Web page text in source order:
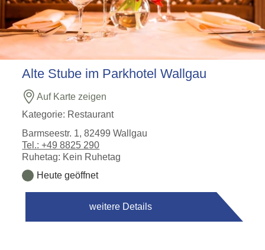
Alte Stube im Parkhotel Wallgau
Auf Karte zeigen
Kategorie: Restaurant
Barmseestr. 1, 82499 Wallgau
Tel.: +49 8825 290
Ruhetag: Kein Ruhetag
Heute geöffnet
weitere Details